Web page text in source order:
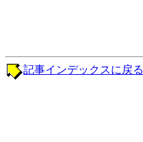
記事インデックスに戻る